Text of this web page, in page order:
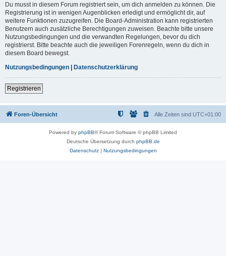
Du musst in diesem Forum registriert sein, um dich anmelden zu können. Die
Registrierung ist in wenigen Augenblicken erledigt und ermöglicht dir, auf
weitere Funktionen zuzugreifen. Die Board-Administration kann registrierten
Benutzern auch zusätzliche Berechtigungen zuweisen. Beachte bitte unsere
Nutzungsbedingungen und die verwandten Regelungen, bevor du dich
registrierst. Bitte beachte auch die jeweiligen Forenregeln, wenn du dich in
diesem Board bewegst.
Nutzungsbedingungen | Datenschutzerklärung
Registrieren
Foren-Übersicht Alle Zeiten sind UTC+01:00
Powered by phpBB® Forum Software © phpBB Limited
Deutsche Übersetzung durch phpBB.de
Datenschutz| Nutzungsbedingungen